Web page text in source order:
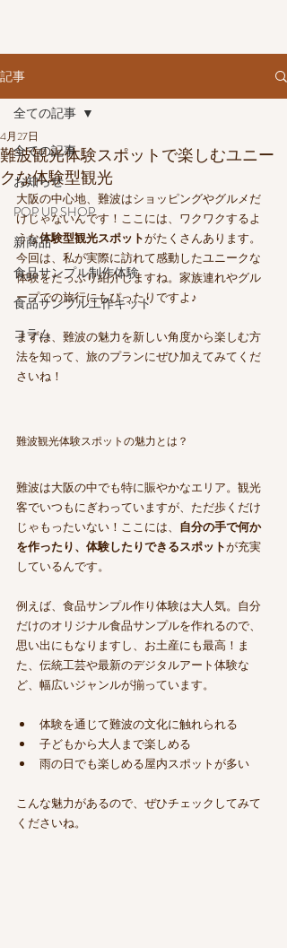
記事
全ての記事
お知らせ
POP UP SHOP
新商品
食品サンプル制作体験
食品サンプル工作キット
コラム
全ての記事
難波観光体験スポットで楽しむユニー
クな体験型観光
4月27日
大阪の中心地、難波はショッピングやグルメだ
けじゃないんです！ここには、ワクワクするよ
うな体験型観光スポットがたくさんあります。
今回は、私が実際に訪れて感動したユニークな
体験をたっぷり紹介しますね。家族連れやグル
ープでの旅行にもぴったりですよ♪
まずは、難波の魅力を新しい角度から楽しむ方
法を知って、旅のプランにぜひ加えてみてくだ
さいね！
難波観光体験スポットの魅力とは？
難波は大阪の中でも特に賑やかなエリア。観光
客でいつもにぎわっていますが、ただ歩くだけ
じゃもったいない！ここには、 自分の手で何か
を作ったり、体験したりできるスポットが充実
しているんです。
例えば、食品サンプル作り体験は大人気。自分
だけのオリジナル食品サンプルを作れるので、
思い出にもなりますし、お土産にも最高！ま
た、伝統工芸や最新のデジタルアート体験な
ど、幅広いジャンルが揃っています。
体験を通じて難波の文化に触れられる
子どもから大人まで楽しめる
雨の日でも楽しめる屋内スポットが多い
こんな魅力があるので、ぜひチェックしてみて
くださいね。